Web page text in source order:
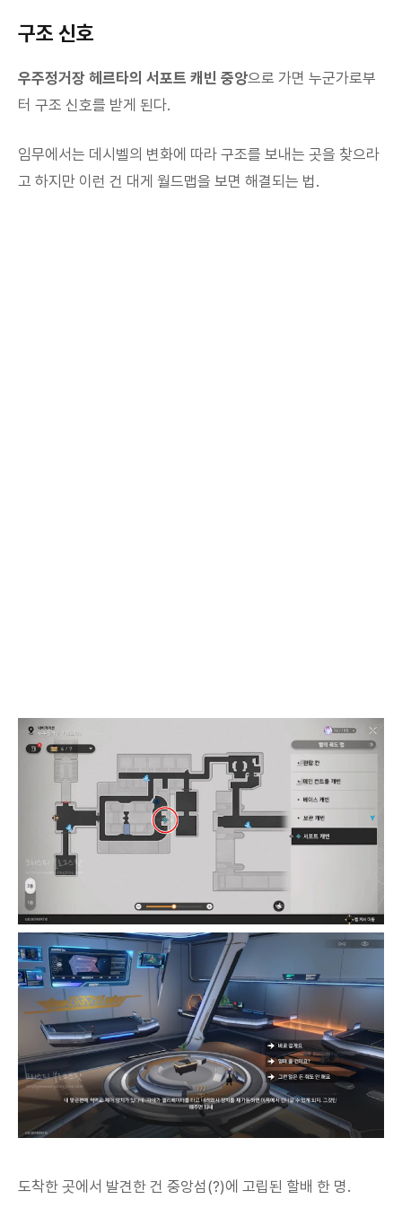
구조 신호
우주정거장 헤르타의 서포트 캐빈 중앙으로 가면 누군가로부
터 구조 신호를 받게 된다.
임무에서는 데시벨의 변화에 따라 구조를 보내는 곳을 찾으라
고 하지만 이런 건 대게 월드맵을 보면 해결되는 법.
도착한 곳에서 발견한 건 중앙섬(?)에 고립된 할배 한 명.